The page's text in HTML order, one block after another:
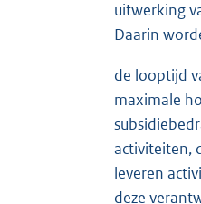
uitwerking
Daarin
de looptijd
maximale
activiteiten,
leveren
deze